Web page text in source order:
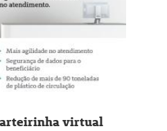
virtual